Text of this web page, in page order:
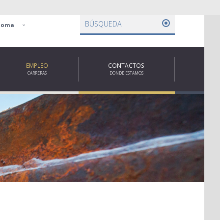
Áreas De Intervención
Empleo
EMPLEO
CARRERAS
CONTACTOS
DONDE ESTAMOS